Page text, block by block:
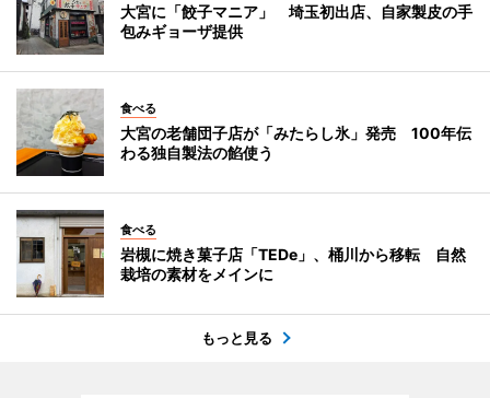
大宮に「餃子マニア」 埼玉初出店、自家製皮の手
包みギョーザ提供
食べる
大宮の老舗団子店が「みたらし氷」発売 100年伝
わる独自製法の餡使う
食べる
岩槻に焼き菓子店「TEDe」、桶川から移転 自然
栽培の素材をメインに
もっと見る